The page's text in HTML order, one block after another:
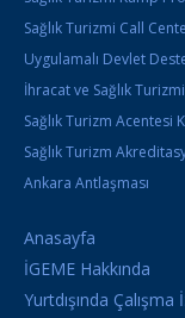
Sağlık Turizmi Call
Uygulamalı Devlet
İhracat ve Sağlık
Sağlık Turizm Acentesi
Sağlık Turizm
Ankara Antlaşması
Anasayfa
İGEME Hakkında
Yurtdışında